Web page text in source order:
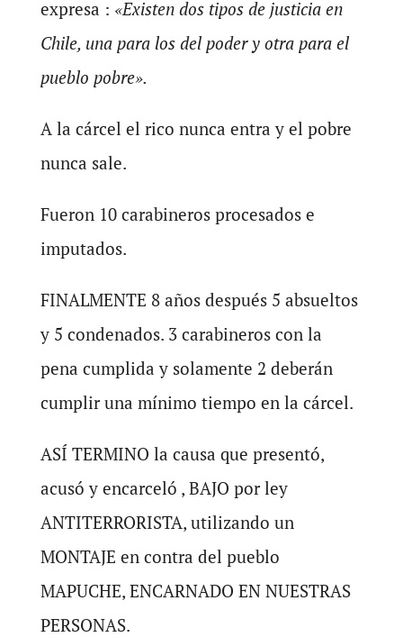
expresa : «Existen dos tipos de justicia en
Chile, una para los del poder y otra para el
pueblo pobre».
A la cárcel el rico nunca entra y el pobre
nunca sale.
Fueron 10 carabineros procesados e
imputados.
FINALMENTE 8 años después 5 absueltos
y 5 condenados. 3 carabineros con la
pena cumplida y solamente 2 deberán
cumplir una mínimo tiempo en la cárcel.
ASÍ TERMINO la causa que presentó,
acusó y encarceló , BAJO por ley
ANTITERRORISTA, utilizando un
MONTAJE en contra del pueblo
MAPUCHE, ENCARNADO EN NUESTRAS
PERSONAS.